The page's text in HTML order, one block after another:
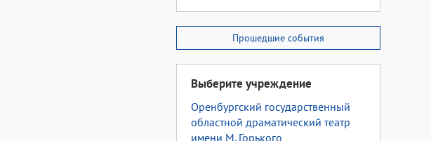
Прошедшие события
Выберите учреждение
Оренбургский государственный
областной драматический театр
имени М. Горького